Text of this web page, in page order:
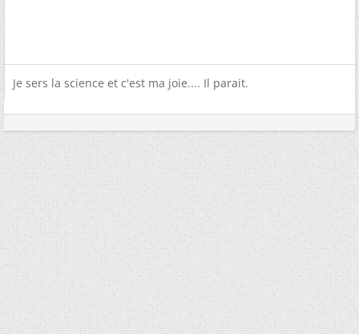
Je sers la science et c'est ma joie.... Il parait.